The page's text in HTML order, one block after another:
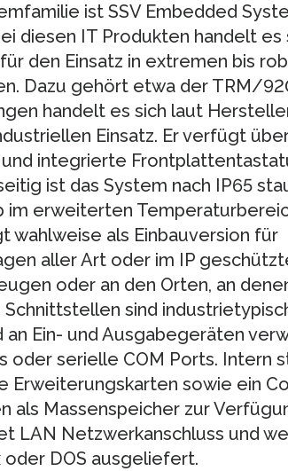
ist SSV Embedded
diesen IT Produkten handelt es
den Einsatz in extremen bis
Dazu gehört etwa der TRM/
handelt es sich laut
Einsatz. Er verfügt
in­tegrierte
ist das System nach IP65
im erweiterten
als Einbauver­sion für
aller Art oder im IP
oder an den Orten, an
sind
Ein- und Ausgabegeräten
oder serielle COM Ports. Intern
Erweiterungskarten sowie ein
als Massenspeicher zur
LAN Netzwerkanschluss und
DOS ausgeliefert.